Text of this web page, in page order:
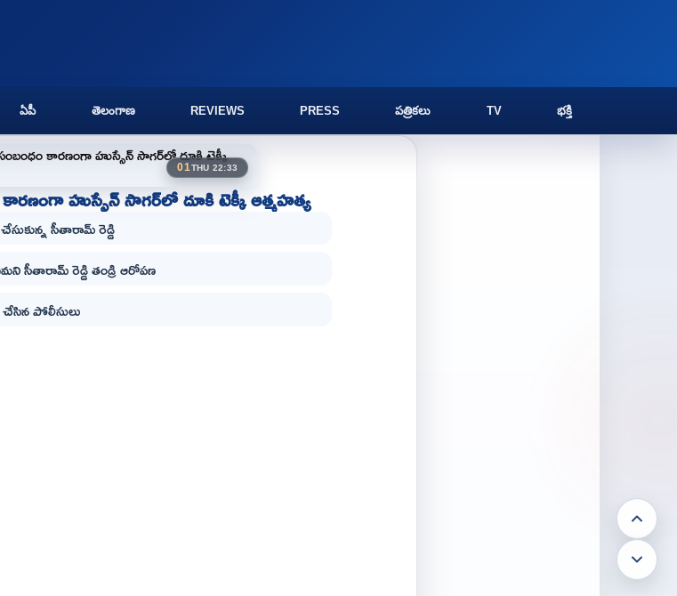
ఏపీ తెలంగాణ REVIEWS PRESS పత్రికలు TV భక్తి
01THU 22:33
హుస్సేన్ సాగర్‌లో దూకి టెక్కీ ఆత్మహత్య
సీతారామ్ రెడ్డి
సీతారామ్ రెడ్డి తండ్రి ఆరోపణ
పోలీసులు